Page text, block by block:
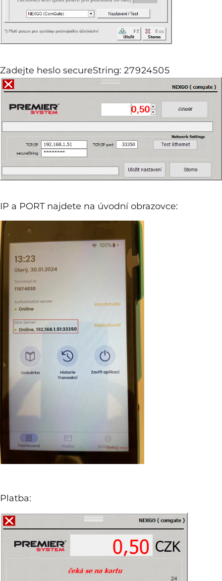
Zadejte heslo secureString: 27924505
IP a PORT najdete na úvodní obrazovce:
Platba: